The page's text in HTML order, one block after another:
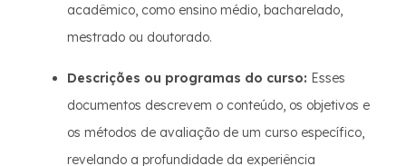
acadêmico, como ensino médio, bacharelado,
mestrado ou doutorado.
Descrições ou programas do curso: Esses
documentos descrevem o conteúdo, os objetivos e
os métodos de avaliação de um curso específico,
revelando a profundidade da experiência